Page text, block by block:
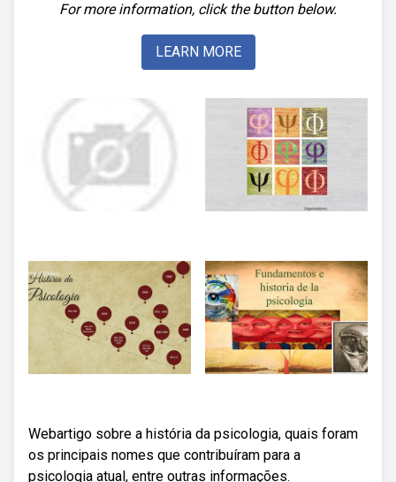
For more information, click the button below.
LEARN MORE
Webartigo sobre a história da psicologia, quais foram
os principais nomes que contribuíram para a
psicologia atual, entre outras informações.